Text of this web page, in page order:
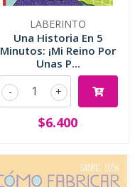
LABERINTO
Una Historia En 5
Minutos: ¡Mi Reino Por
Unas P...
+
-
$6.400